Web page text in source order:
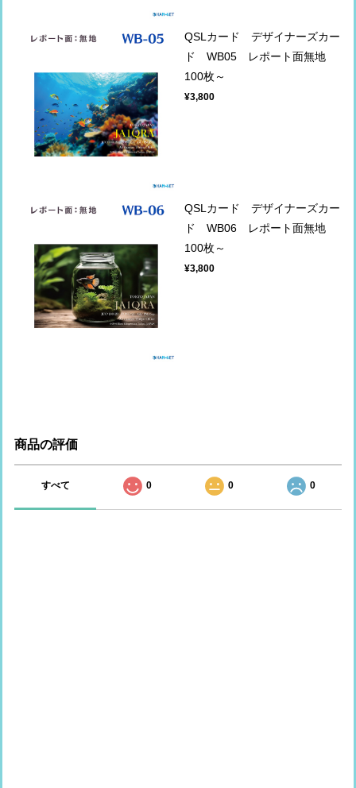
QSLカード デザイナーズカー
ド WB05 レポート面無地
100枚～
¥3,800
QSLカード デザイナーズカー
ド WB06 レポート面無地
100枚～
¥3,800
商品の評価
すべて 0 0 0